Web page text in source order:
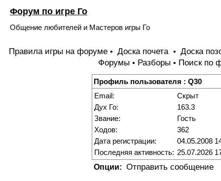
Форум по игре Го
Общение любителей и Мастеров игры Го
Правила игры на форуме • Доска почета • Доска
Форумы • Разборы • Поиск по
Профиль пользователя : Q30
Email:
Скрыт
Дух Го:
163.3
Звание:
Гость
Ходов:
362
Дата регистрации:
04.05.2008
Последняя активность: 25.07.2026
Опции: Отправить сообщение